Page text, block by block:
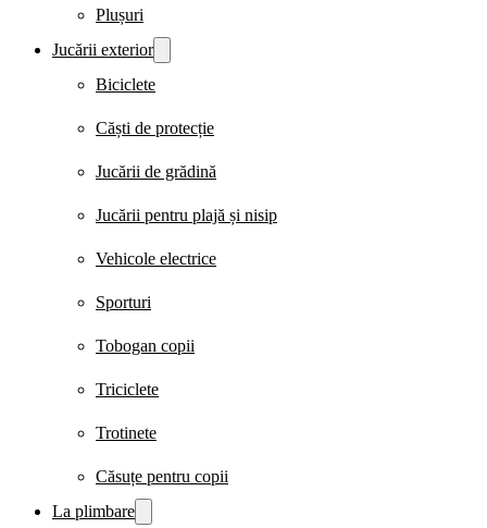
Plușuri
Jucării exterior
Biciclete
Căști de protecție
Jucării de grădină
Jucării pentru plajă și nisip
Vehicole electrice
Sporturi
Tobogan copii
Triciclete
Trotinete
Căsuțe pentru copii
La plimbare